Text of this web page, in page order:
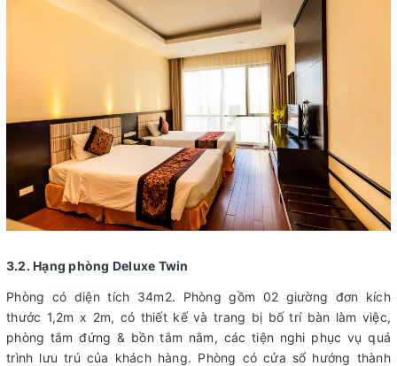
3.2. Hạng phòng Deluxe Twin
Phòng có diện tích 34m2. Phòng gồm 02 giường đơn kích
thước 1,2m x 2m, có thiết kế và trang bị bố trí bàn làm việc,
phòng tắm đứng & bồn tắm nằm, các tiện nghi phục vụ quá
trình lưu trú của khách hàng. Phòng có cửa sổ hướng thành